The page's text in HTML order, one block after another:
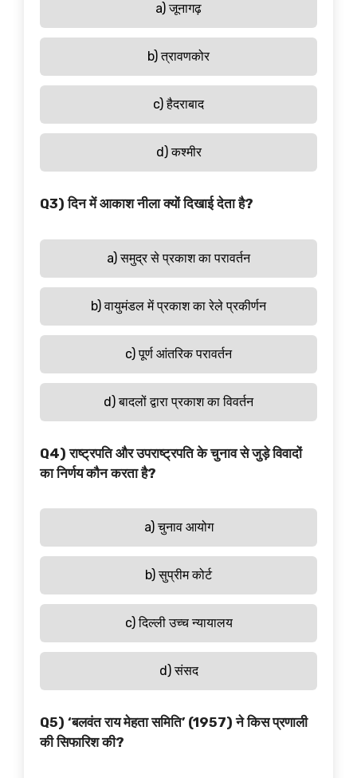
a) जूनागढ़
b) त्रावणकोर
c) हैदराबाद
d) कश्मीर
Q3) दिन में आकाश नीला क्यों दिखाई देता है?
a) समुद्र से प्रकाश का परावर्तन
b) वायुमंडल में प्रकाश का रेले प्रकीर्णन
c) पूर्ण आंतरिक परावर्तन
d) बादलों द्वारा प्रकाश का विवर्तन
Q4) राष्ट्रपति और उपराष्ट्रपति के चुनाव से जुड़े विवादों
का निर्णय कौन करता है?
a) चुनाव आयोग
b) सुप्रीम कोर्ट
c) दिल्ली उच्च न्यायालय
d) संसद
Q5) ‘बलवंत राय मेहता समिति’ (1957) ने किस प्रणाली
की सिफारिश की?